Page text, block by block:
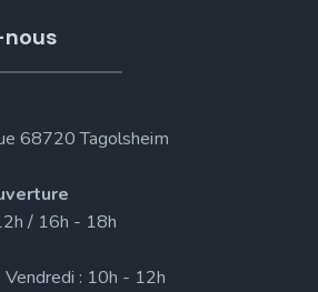
nous
68720 Tagolsheim
/ 16h - 18h
Vendredi : 10h - 12h